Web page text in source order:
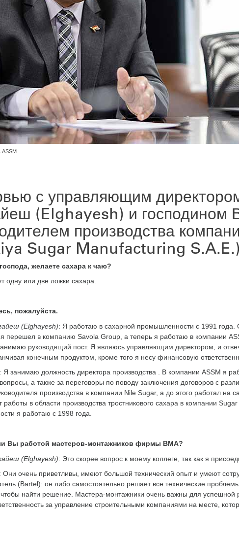
ASSM
с управляющим
(Elghayesh) и господином
производства
Sugar Manufacturing S.A.E.)
желаете сахара к чаю?
одну или две ложки сахара.
пожалуйста.
(Elghayesh): Я работаю в сахарной промышленности с 1991 года.
перешел в компанию Savola Group, а теперь я работаю в компании
руководящий пост. Я являюсь управляющим директором, и
конечным продуктом, кроме того я несу финансовую
Я занимаю должность директора производства . В компании ASSM я
а также за переговоры по поводу заключения договоров с
производства в компании Nile Sugar, а до этого работал на
работы в области производства тростникового сахара в компании
я работаю с 1998 года.
Вы работой мастеров-монтажников фирмы BMA?
(Elghayesh): Это скорее вопрос к моему коллеге, так как я
Они очень приветливы, имеют большой технический опыт и умеют
(Bartel): он либо самостоятельно решает все технические
найти решение. Мастера-монтажники очень важны для успешной
за управление строительными компаниями на месте,